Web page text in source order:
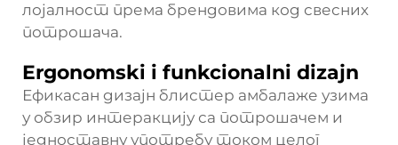
лојалност према брендовима код свесних
потрошача.
Ergonomski i funkcionalni dizajn
Ефикасан дизајн блистер амбалаже узима
у обзир интеракцију са потрошачем и
једноставну употребу током целог